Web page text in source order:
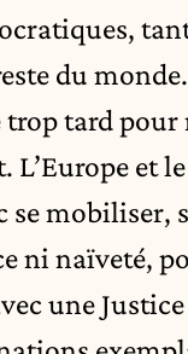
du
tard pour
L’Europe et
se mobiliser,
ni naïveté,
une